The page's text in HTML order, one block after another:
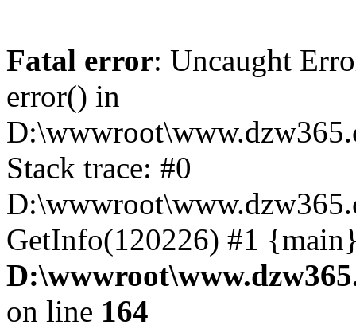
Fatal error: Uncaught
error() in
Stack trace: #0
GetInfo(120226) #1
on line 164